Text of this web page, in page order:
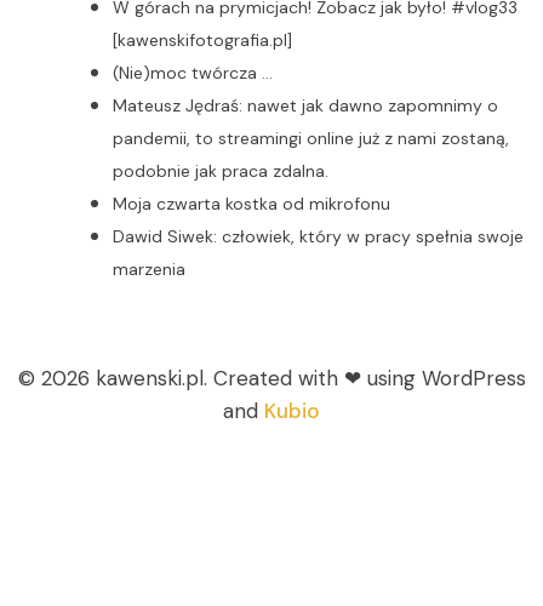
W górach na prymicjach! Zobacz jak było! #vlog33
[kawenskifotografia.pl]
(Nie)moc twórcza …
Mateusz Jędraś: nawet jak dawno zapomnimy o
pandemii, to streamingi online już z nami zostaną,
podobnie jak praca zdalna.
Moja czwarta kostka od mikrofonu
Dawid Siwek: człowiek, który w pracy spełnia swoje
marzenia
© 2026 kawenski.pl. Created with ❤ using WordPress
and Kubio